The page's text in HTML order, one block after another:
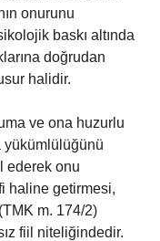
onurunu
baskı altında
doğrudan
halidir.
ve ona huzurlu
yükümlülüğünü
ederek onu
haline getirmesi,
m. 174/2)
fiil niteliğindedir.